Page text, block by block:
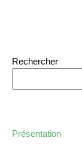
Rechercher
Présentation